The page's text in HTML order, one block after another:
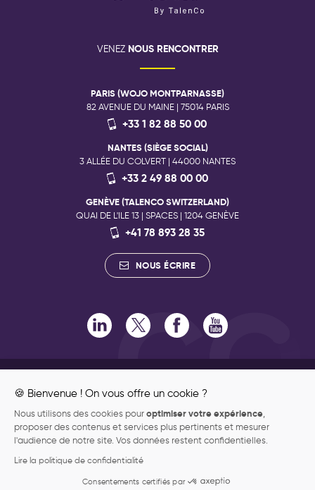
🍪 Bienvenue ! On vous offre un cookie ?
Nous utilisons des cookies pour optimiser votre expérience
proposer des contenus et services plus pertinents et mesurer
l'audience de notre site. Vos données restent confidentielles.
Lire la politique de confidentialité
Consentements certifiés par
VENEZ NOUS RENCONTRER
PARIS (WOJO MONTPARNASSE)
82 AVENUE DU MAINE | 75014 PARIS
+33 1 82 88 50 00
NANTES (SIÈGE SOCIAL)
3 ALLÉE DU COLVERT | 44000 NANTES
+33 2 49 88 00 00
GENÈVE (TALENCO SWITZERLAND)
QUAI DE L'ILE 13 | SPACES | 1204 GENÈVE
+41 78 893 28 35
NOUS ÉCRIRE
ENGAGEMENTS RSE
ENGAGEMENT PHILANTHROPIQUE
DONNÉES PERSONNELLES
ABOUT US